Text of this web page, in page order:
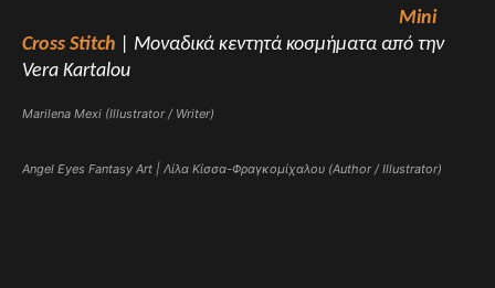
Mini
Cross Stitch | Μοναδικά κεντητά κοσμήματα από την
Vera Kartalou
Marilena Mexi (Illustrator / Writer)
Angel Eyes Fantasy Art | Λίλα Κίσσα-Φραγκομίχαλου (Author / Illustrator)